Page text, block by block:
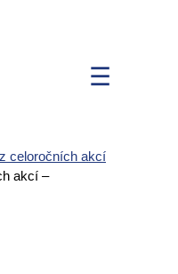
☰
celoročních akcí
akcí –